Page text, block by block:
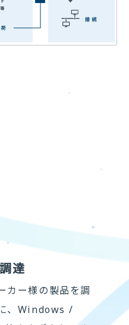
達
カー様の製品を調
、Windows /